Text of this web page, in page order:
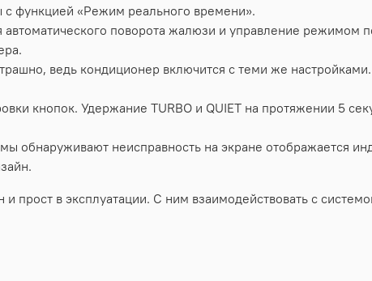
функцией «Режим реального времени».
поворота жалюзи и управление режимом
ведь кондиционер включится с теми же
кнопок. Удержание TURBO и QUIET на протяжении 5
обнаруживают неисправность на экране отображается
прост в эксплуатации. С ним взаимодействовать с